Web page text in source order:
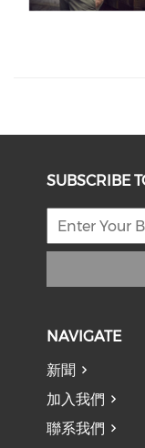
SUBSCRIBE
NAVIGATE
新聞
加入我們
聯系我們